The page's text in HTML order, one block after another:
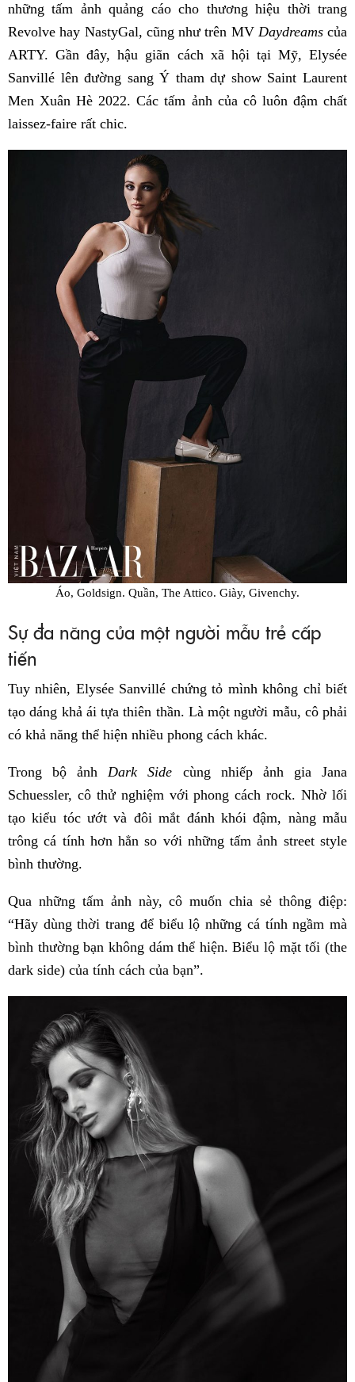
những tấm ảnh quảng cáo cho thương hiệu thời trang
Revolve hay NastyGal, cũng như trên MV Daydreamscủa
ARTY. Gần đây, hậu giãn cách xã hội tại Mỹ, Elysée
Sanvillé lên đường sang Ý tham dự show Saint Laurent
Men Xuân Hè 2022. Các tấm ảnh của cô luôn đậm chất
laissez-faire rất chic.
Áo, Goldsign. Quần, The Attico. Giày, Givenchy.
Sự đa năng của một người mẫu trẻ cấp
tiến
Tuy nhiên, Elysée Sanvillé chứng tỏ mình không chỉ biết
tạo dáng khả ái tựa thiên thần. Là một người mẫu, cô phải
có khả năng thể hiện nhiều phong cách khác.
Trong bộ ảnhDark Side cùng nhiếp ảnh gia Jana
Schuessler, cô thử nghiệm với phong cách rock. Nhờ lối
tạo kiểu tóc ướt và đôi mắt đánh khói đậm, nàng mẫu
trông cá tính hơn hẳn so với những tấm ảnh street style
bình thường.
Qua những tấm ảnh này, cô muốn chia sẻ thông điệp:
“Hãy dùng thời trang để biểu lộ những cá tính ngầm mà
bình thường bạn không dám thể hiện. Biểu lộ mặt tối (the
dark side) của tính cách của bạn”.